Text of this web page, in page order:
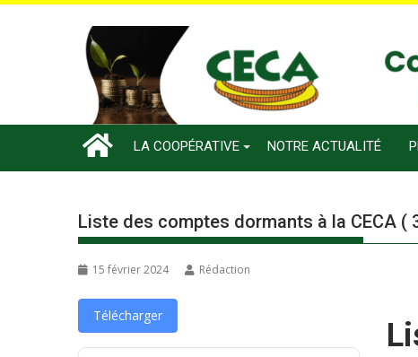
LA COOPÉRATIVE NOTRE ACTUALITÉ
Liste des comptes dormants à la CECA (
15 février 2024 Rédaction
Télécharger